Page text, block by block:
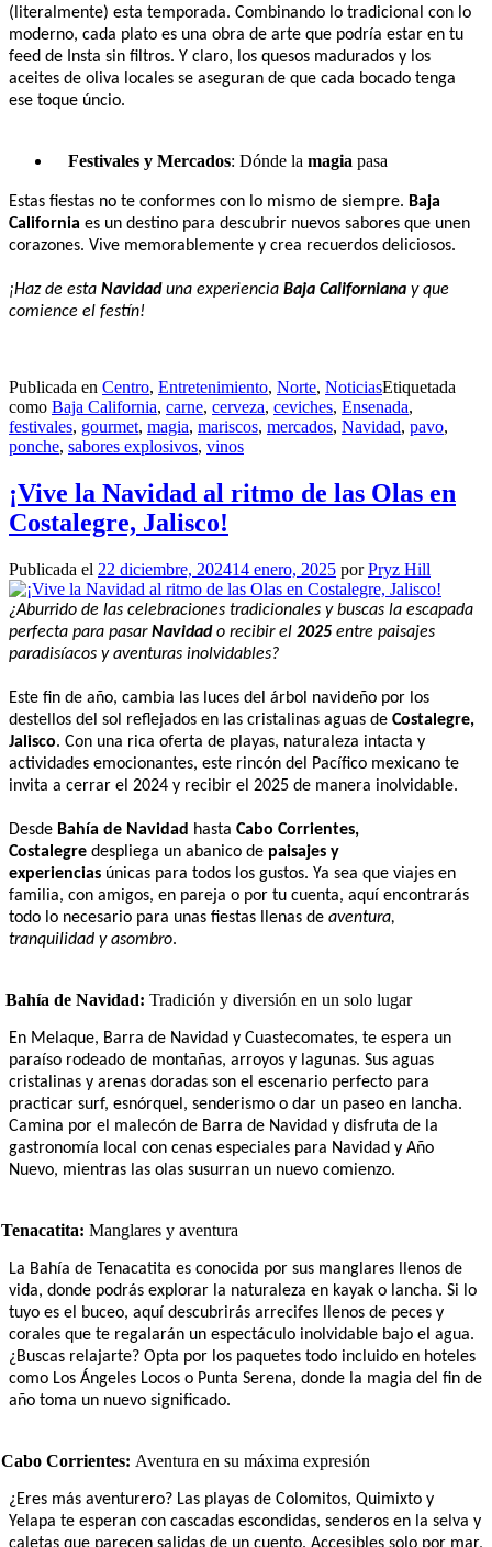
(literalmente) esta temporada. Combinando lo tradicional con lo
moderno, cada plato es una obra de arte que podría estar en tu
feed de Insta sin filtros. Y claro, los quesos madurados y los
aceites de oliva locales se aseguran de que cada bocado tenga
ese toque úncio.
Festivales y Mercados: Dónde la magia pasa
Estas fiestas no te conformes con lo mismo de siempre. Baja
California es un destino para descubrir nuevos sabores que unen
corazones. Vive memorablemente y crea recuerdos deliciosos.
¡Haz de esta Navidaduna experiencia Baja Californiana y que
comience el festín!
Publicada en Centro, Entretenimiento, Norte, NoticiasEtiquetada
como Baja California, carne, cerveza, ceviches, Ensenada,
festivales, gourmet, magia, mariscos, mercados, Navidad, pavo,
ponche, sabores explosivos, vinos
¡Vive la Navidad al ritmo de las Olas en
Costalegre, Jalisco!
Publicada el 22 diciembre, 202414 enero, 2025 porPryz Hill
¿Aburrido de las celebraciones tradicionales y buscas la escapada
perfecta para pasarNavidado recibir el 2025 entre paisajes
paradisíacos y aventuras inolvidables?
Este fin de año, cambia las luces del árbol navideño por los
destellos del sol reflejados en las cristalinas aguas de Costalegre,
Jalisco. Con una rica oferta de playas, naturaleza intacta y
actividades emocionantes, este rincón del Pacífico mexicano te
invita a cerrar el 2024 y recibir el 2025 de manera inolvidable.
Desde Bahía de Navidad hasta Cabo Corrientes,
Costalegre despliega un abanico de paisajes y
experiencias únicas para todos los gustos. Ya sea que viajes en
familia, con amigos, en pareja o por tu cuenta, aquí encontrarás
todo lo necesario para unas fiestas llenas de aventura,
tranquilidad y asombro.
Bahía de Navidad: Tradición y diversión en un solo lugar
En Melaque, Barra de Navidad y Cuastecomates, te espera un
paraíso rodeado de montañas, arroyos y lagunas. Sus aguas
cristalinas y arenas doradas son el escenario perfecto para
practicar surf, esnórquel, senderismo o dar un paseo en lancha.
Camina por el malecón de Barra de Navidad y disfruta de la
gastronomía local con cenas especiales para Navidad y Año
Nuevo, mientras las olas susurran un nuevo comienzo.
Tenacatita: Manglares y aventura
La Bahía de Tenacatita es conocida por sus manglares llenos de
vida, donde podrás explorar la naturaleza en kayak o lancha. Si lo
tuyo es el buceo, aquí descubrirás arrecifes llenos de peces y
corales que te regalarán un espectáculo inolvidable bajo el agua.
¿Buscas relajarte? Opta por los paquetes todo incluido en hoteles
como Los Ángeles Locos o Punta Serena, donde la magia del fin de
año toma un nuevo significado.
Cabo Corrientes: Aventura en su máxima expresión
¿Eres más aventurero? Las playas de Colomitos, Quimixto y
Yelapa te esperan con cascadas escondidas, senderos en la selva y